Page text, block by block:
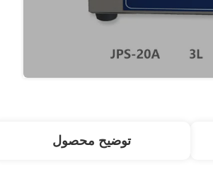
توضیح محصول